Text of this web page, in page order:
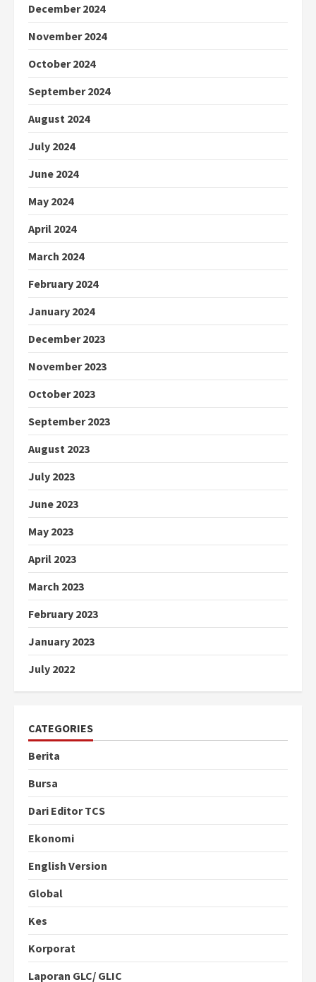
December 2024
November 2024
October 2024
September 2024
August 2024
July 2024
June 2024
May 2024
April 2024
March 2024
February 2024
January 2024
December 2023
November 2023
October 2023
September 2023
August 2023
July 2023
June 2023
May 2023
April 2023
March 2023
February 2023
January 2023
July 2022
CATEGORIES
Berita
Bursa
Dari Editor TCS
Ekonomi
English Version
Global
Kes
Korporat
Laporan GLC/ GLIC